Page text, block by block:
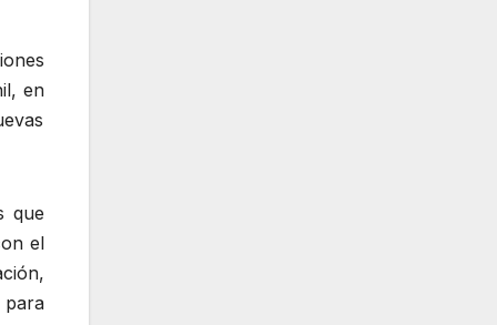
en
que
el
para